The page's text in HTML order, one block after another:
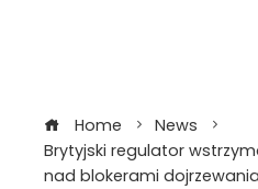
Home
News
Brytyjski regulator
nad blokerami